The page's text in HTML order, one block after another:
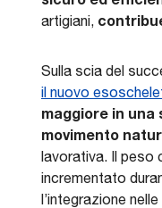
artigiani,
Sulla scia del
il nuovo
maggiore in una
movimento
lavorativa. Il peso
incrementato
l’integrazione